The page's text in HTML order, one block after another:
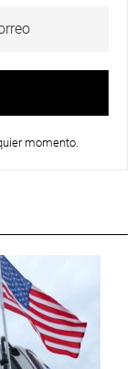
momento.